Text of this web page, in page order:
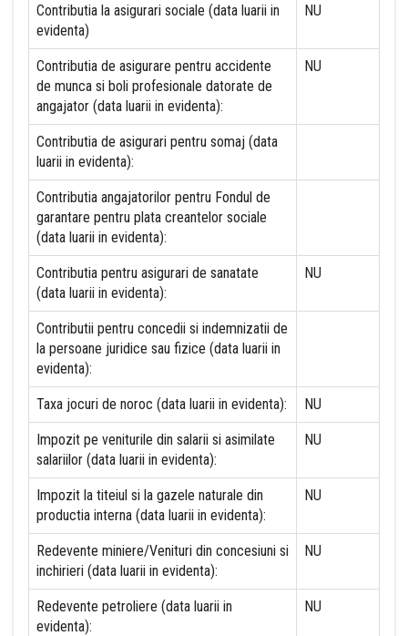
Contributia la asigurari sociale (data luarii in
evidenta)
NU
Contributia de asigurare pentru accidente
de munca si boli profesionale datorate de
angajator (data luarii in evidenta):
NU
Contributia de asigurari pentru somaj (data
luarii in evidenta):
Contributia angajatorilor pentru Fondul de
garantare pentru plata creantelor sociale
(data luarii in evidenta):
Contributia pentru asigurari de sanatate
(data luarii in evidenta):
NU
Contributii pentru concedii si indemnizatii de
la persoane juridice sau fizice (data luarii in
evidenta):
Taxa jocuri de noroc (data luarii in evidenta): NU
Impozit pe veniturile din salarii si asimilate
salariilor (data luarii in evidenta):
NU
Impozit la titeiul si la gazele naturale din
productia interna (data luarii in evidenta):
NU
Redevente miniere/Venituri din concesiuni si
inchirieri (data luarii in evidenta):
NU
Redevente petroliere (data luarii in
evidenta):
NU